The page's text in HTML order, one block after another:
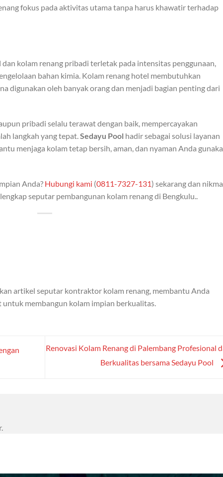
fokus pada aktivitas utama tanpa harus khawatir terhadap
kolam renang pribadi terletak pada intensitas penggunaan,
bahan kimia. Kolam renang hotel membutuhkan
digunakan oleh banyak orang dan menjadi bagian penting dari
pribadi selalu terawat dengan baik, mempercayakan
langkah yang tepat.Sedayu Pool hadir sebagai solusi layanan
menjaga kolam tetap bersih, aman, dan nyaman Anda
Anda? Hubungi kami (0811-7327-131) sekarang dan
seputar pembangunan kolam renang di Bengkulu..
artikel seputar kontraktor kolam renang, membantu Anda
untuk membangun kolam impian berkualitas.
Renovasi Kolam Renang di Palembang Profesional
Berkualitas bersama Sedayu Pool